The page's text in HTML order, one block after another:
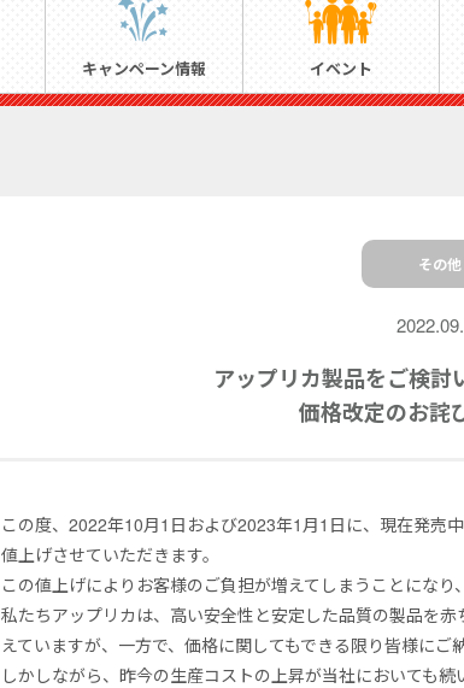
キャンペーン情報 イベント
その他
アップリカ製品をご検討
価格改定のお詫
この度、2022年10月1日および2023年1月1日に、現在発売
値上げさせていただきます。
この値上げによりお客様のご負担が増えてしまうことになり
私たちアップリカは、高い安全性と安定した品質の製品を
えていますが、一方で、価格に関してもできる限り皆様にご
しかしながら、昨今の生産コストの上昇が当社においても